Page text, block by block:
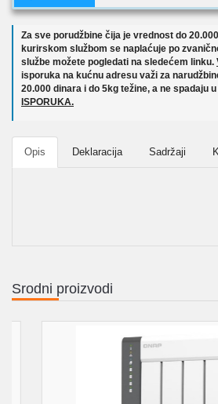
Za sve porudžbine čija je vrednost do
kurirskom službom se naplaćuje po
službe možete pogledati na sledećem linku.
isporuka na kućnu adresu važi za
20.000 dinara i do 5kg težine, a ne spadaju
ISPORUKA.
Opis Deklaracija Sadržaji
Srodni proizvodi